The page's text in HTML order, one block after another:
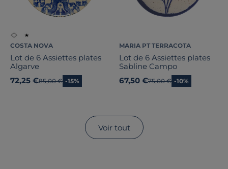
COSTA NOVA
Lot de 6 Assiettes plates
Algarve
72,25 €Ancien prix
85,00 € -15%
MARIA PT TERRACOTA
Lot de 6 Assiettes plates
Sabline Campo
67,50 €Ancien prix
75,00 € -10%
Voir tout